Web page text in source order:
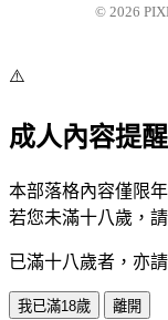
© 2026
⚠️
成人內容提醒
本部落格內容僅限
若您未滿十八歲，
已滿十八歲者，亦
我已滿18歲 離開